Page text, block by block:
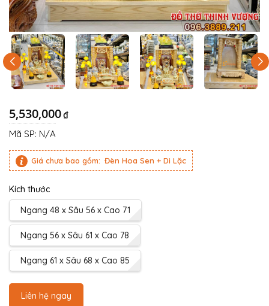
5,530,000₫
Kích thước
Ngang 48 x Sâu 56 x Cao 71
Ngang 56 x Sâu 61 x Cao 78
Ngang 61 x Sâu 68 x Cao 85
Liên hệ ngay
Mã SP: N/A
Giá chưa bao gồm: Đèn Hoa Sen + Di Lặc